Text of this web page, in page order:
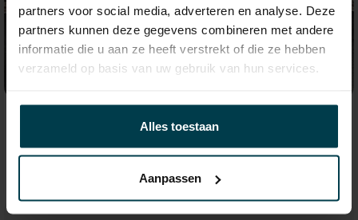
partners voor social media, adverteren en analyse. Deze
partners kunnen deze gegevens combineren met andere
informatie die u aan ze heeft verstrekt of die ze hebben
verzameld op basis van uw gebruik van hun services.
Alles toestaan
Aanpassen
Porsche Cayenne